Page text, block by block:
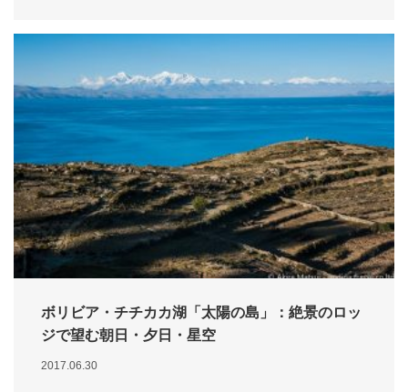
ボリビア・チチカカ湖「太陽の島」：絶景のロッ
ジで望む朝日・夕日・星空
2017.06.30